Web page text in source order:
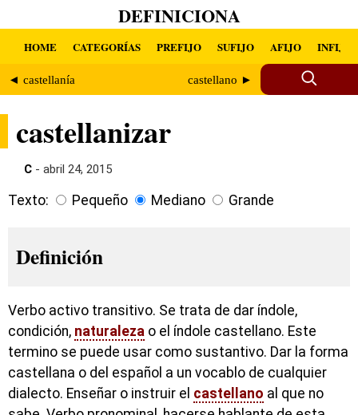
DEFINICIONA
HOME CATEGORÍAS PREFIJO SUFIJO AFIJO INFIJO
◄ castellanía castellano ►
castellanizar
C - abril 24, 2015
Texto: Pequeño Mediano Grande
Definición
Verbo activo transitivo. Se trata de dar índole,
condición, naturaleza o el índole castellano. Este
termino se puede usar como sustantivo. Dar la forma
castellana o del español a un vocablo de cualquier
dialecto. Enseñar o instruir el castellano al que no